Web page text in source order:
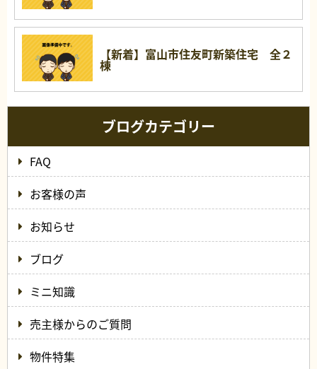
【新着】富山市住友町新築住宅 全２
棟
ブログカテゴリー
FAQ
お客様の声
お知らせ
ブログ
ミニ知識
売主様からのご質問
物件特集